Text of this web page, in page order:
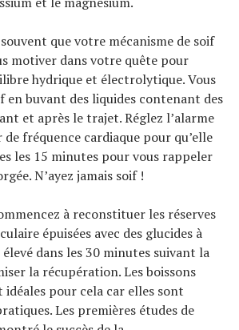
que votre mécanisme de soif
motiver dans votre quête pour
hydrique et électrolytique. Vous
en buvant des liquides contenant des
et après le trajet. Réglez l’alarme
fréquence cardiaque pour qu’elle
les 15 minutes pour vous rappeler
N’ayez jamais soif !
à reconstituer les réserves
épuisées avec des glucides à
dans les 30 minutes suivant la
la récupération. Les boissons
pour cela car elles sont
Les premières études de